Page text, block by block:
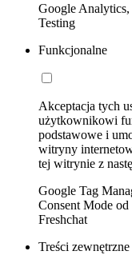
Google
Testing
Funkcjonalne
Akceptacja tych
użytkownikowi
podstawowe i
witryny
tej witrynie z
Google Tag
Consent Mode
Freshchat
Treści zewnętrzne